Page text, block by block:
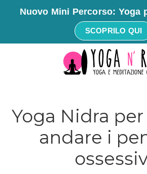
Nuovo Mini Percorso: Yoga
SCOPRILO QUI
Yoga Nidra
andare i